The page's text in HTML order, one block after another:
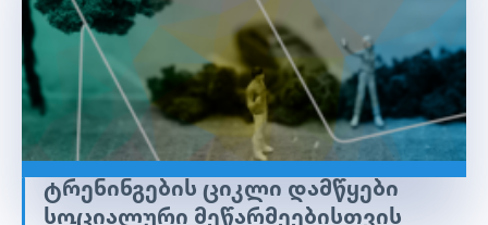
ᲢᲠᲔᲜᲘᲜᲒᲔᲑᲘᲡ ᲪᲘᲙᲚᲘ ᲓᲐᲛᲬᲧᲔᲑᲘ
ᲡᲝᲪᲘᲐᲚᲣᲠᲘ ᲛᲔᲬᲐᲠᲛᲔᲔᲑᲘᲡᲗᲕᲘᲡ